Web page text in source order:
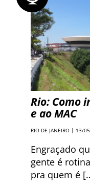
Rio: Como
e ao MAC
RIO DE JANEIRO | 13/
Engraçado
gente é
pra quem é